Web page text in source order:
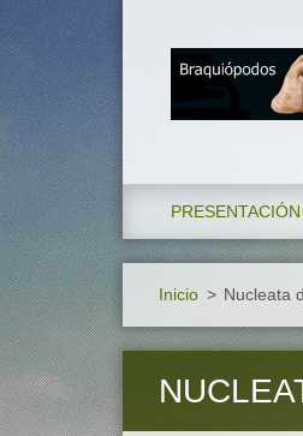
PRESENTACIÓN
Inicio > Nucleata